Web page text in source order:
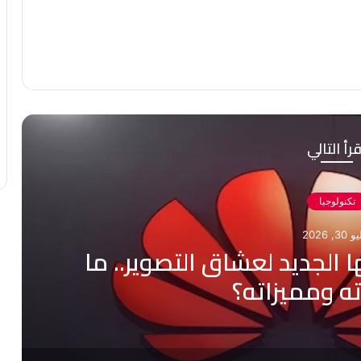
التالي
تكنولوجيا
2026
لعشاق التصوير.. ما
ومميزاته؟